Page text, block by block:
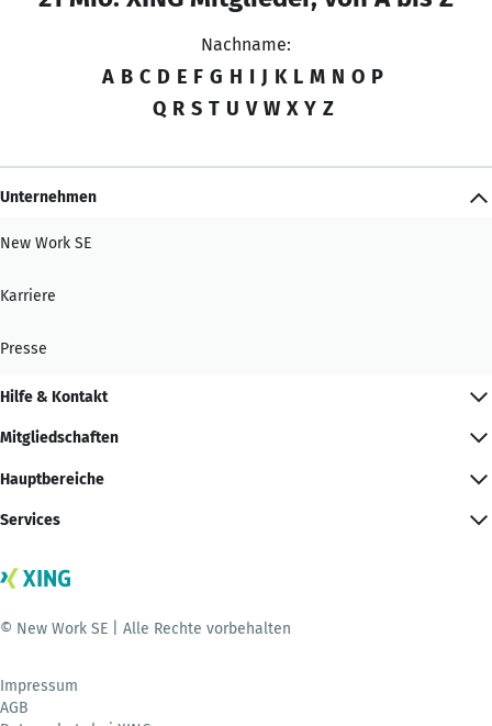
Nachname:
A B C D E F G H I J K L M N O P
Q R S T U V W X Y Z
Unternehmen
New Work SE
Karriere
Presse
Hilfe & Kontakt
Mitgliedschaften
Hauptbereiche
Services
© New Work SE | Alle Rechte vorbehalten
Impressum
AGB